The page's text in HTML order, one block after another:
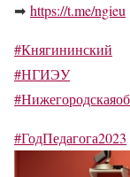
➡ https://t.me/ngieu
#Княгининский
#НГИЭУ
#ГодПедагога2023